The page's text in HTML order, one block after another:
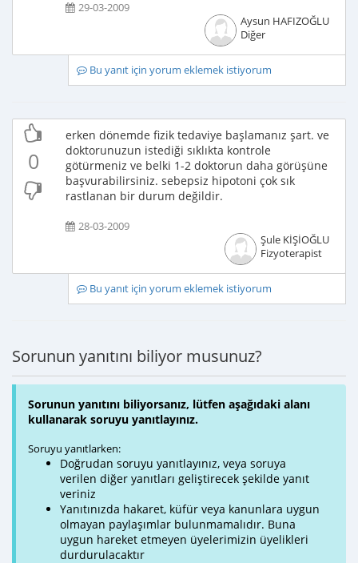
29-03-2009
Aysun HAFIZOĞLU
Diğer
Bu yanıt için yorum eklemek istiyorum
0
erken dönemde fizik tedaviye başlamanız şart. ve
doktorunuzun istediği sıklıkta kontrole
götürmeniz ve belki 1-2 doktorun daha görüşüne
başvurabilirsiniz. sebepsiz hipotoni çok sık
rastlanan bir durum değildir.
28-03-2009
Şule KİŞİOĞLU
Fizyoterapist
Bu yanıt için yorum eklemek istiyorum
Sorunun yanıtını biliyor musunuz?
Sorunun yanıtını biliyorsanız, lütfen aşağıdaki alanı
kullanarak soruyu yanıtlayınız.
Soruyu yanıtlarken:
Doğrudan soruyu yanıtlayınız, veya soruya
verilen diğer yanıtları geliştirecek şekilde yanıt
veriniz
Yanıtınızda hakaret, küfür veya kanunlara uygun
olmayan paylaşımlar bulunmamalıdır. Buna
uygun hareket etmeyen üyelerimizin üyelikleri
durdurulacaktır